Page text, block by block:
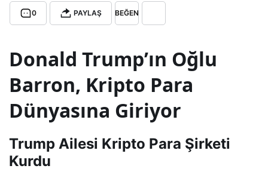
0 PAYLAŞ BEĞEN
Donald Trump’ın Oğlu
Barron, Kripto Para
Dünyasına Giriyor
Trump Ailesi Kripto Para Şirketi
Kurdu
20
gel
med
dön